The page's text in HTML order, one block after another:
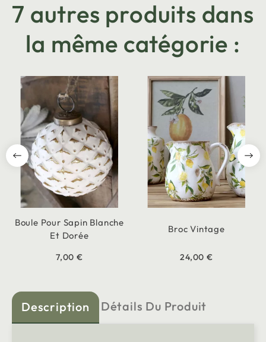
7 autres produits dans
la même catégorie :
Boule Pour Sapin Blanche
Et Dorée
7,00 €
Broc Vintage
24,00 €
Description Détails Du Produit